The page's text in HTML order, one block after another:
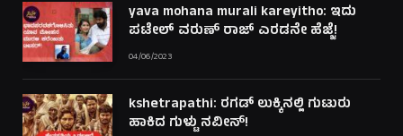
yava mohana murali kareyitho: ಇದು
ಪಟೇಲ್ ವರುಣ್ ರಾಜ್ ಎರಡನೇ ಹೆಜ್ಜೆ!
04/06/2023
kshetrapathi: ರಗಡ್ ಲುಕ್ಕಿನಲ್ಲಿ ಗುಟುರು
ಹಾಕಿದ ಗುಳ್ಟು ನವೀನ್!